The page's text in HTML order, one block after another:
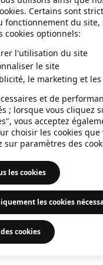
information).
Certains sont
fonctionnement du site,
cookies optionnels:
l'utilisation du site
le site
le marketing et
et de
; lorsque vous cliquez
vous acceptez
choisir les cookies que
sur paramètres des
les cookies
les cookies
cookies